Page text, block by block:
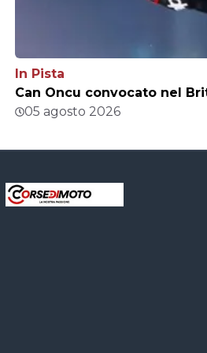
In Pista
Can Oncu convocato nel
05 agosto 2026